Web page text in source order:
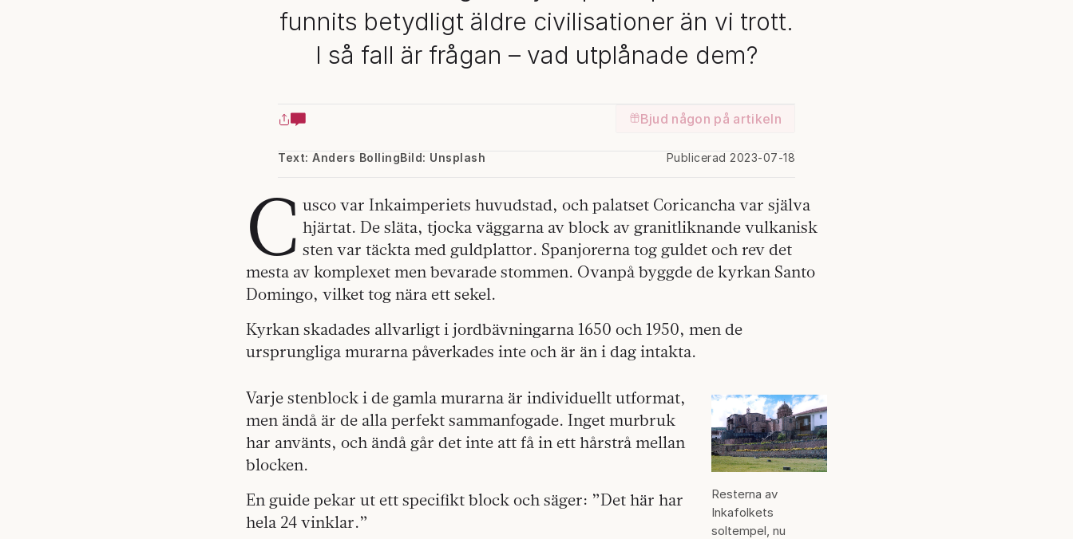
funnits betydligt äldre civilisationer än vi trott.
I så fall är frågan – vad utplånade dem?
Bjud någon på artikeln
Text: Anders Bolling Publicerad 2023-07-18
Bild: Unsplash
C usco var Inkaimperiets huvudstad, och palatset Coricancha var själva
hjärtat. De släta, tjocka väggarna av block av granitliknande vulkanisk
sten var täckta med guldplattor. Spanjorerna tog guldet och rev det
mesta av komplexet men bevarade stommen. Ovanpå byggde de kyrkan Santo
Domingo, vilket tog nära ett sekel.
Kyrkan skadades allvarligt i jordbävningarna 1650 och 1950, men de
ursprungliga murarna påverkades inte och är än i dag intakta.
Resterna av
Inkafolkets
soltempel, nu
Varje stenblock i de gamla murarna är individuellt utformat,
men ändå är de alla perfekt sammanfogade. Inget murbruk
har använts, och ändå går det inte att få in ett hårstrå mellan
blocken.
En guide pekar ut ett specifikt block och säger: ”Det här har
hela 24 vinklar.”